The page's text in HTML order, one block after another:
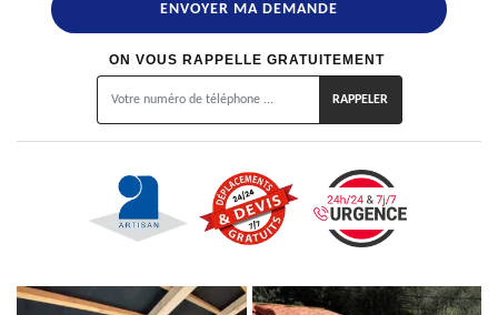
ON VOUS RAPPELLE GRATUITEMENT